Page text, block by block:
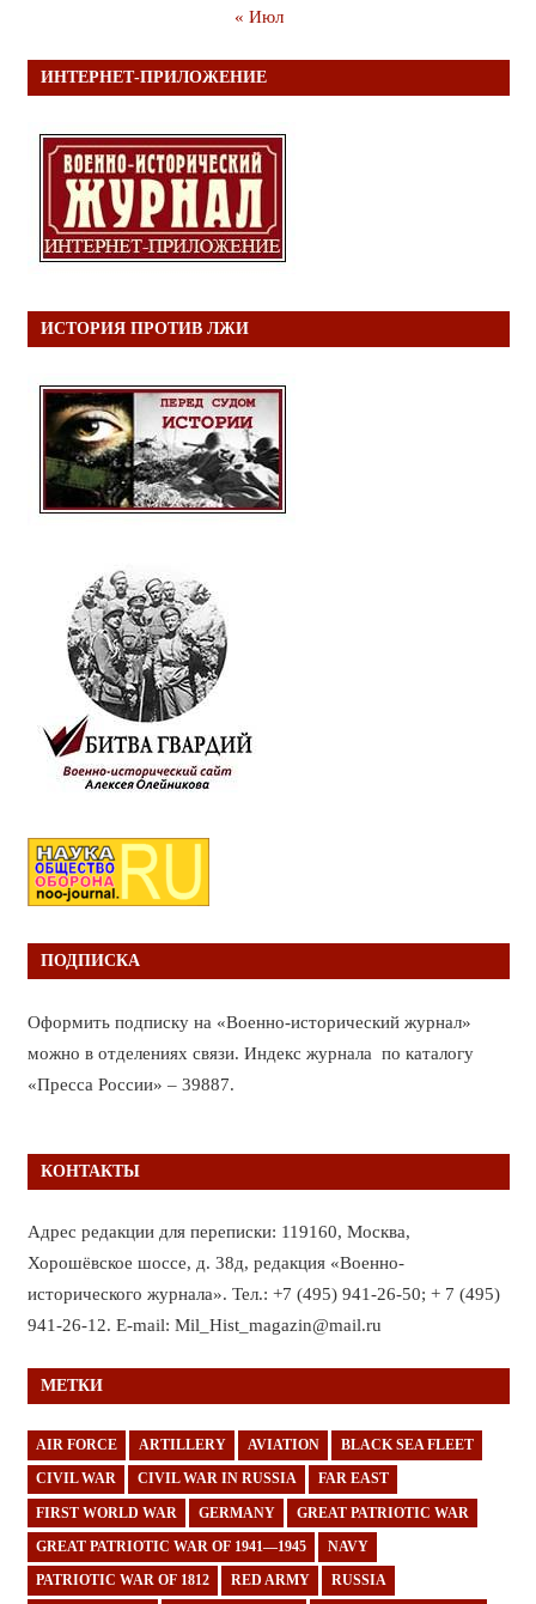
« Июл
ИНТЕРНЕТ-ПРИЛОЖЕНИЕ
ИСТОРИЯ ПРОТИВ ЛЖИ
ПОДПИСКА
Оформить подписку на «Военно-исторический журнал»
можно в отделениях связи. Индекс журнала по каталогу
«Пресса России» – 39887.
КОНТАКТЫ
Адрес редакции для переписки: 119160, Москва,
Хорошёвское шоссе, д. 38д, редакция «Военно-
исторического журнала». Тел.: +7 (495) 941-26-50; + 7 (495)
941-26-12. E-mail: Mil_Hist_magazin@mail.ru
МЕТКИ
AIR FORCE ARTILLERY AVIATION BLACK SEA FLEET
CIVIL WAR CIVIL WAR IN RUSSIA FAR EAST
FIRST WORLD WAR GERMANY GREAT PATRIOTIC WAR
GREAT PATRIOTIC WAR OF 1941—1945 NAVY
PATRIOTIC WAR OF 1812 RED ARMY RUSSIA